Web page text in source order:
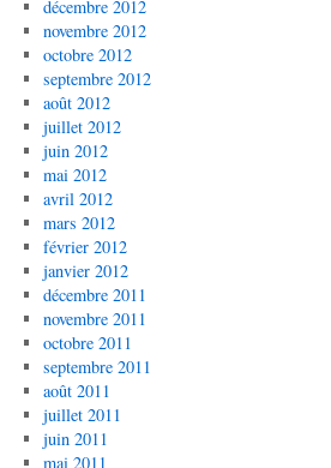
décembre 2012
novembre 2012
octobre 2012
septembre 2012
août 2012
juillet 2012
juin 2012
mai 2012
avril 2012
mars 2012
février 2012
janvier 2012
décembre 2011
novembre 2011
octobre 2011
septembre 2011
août 2011
juillet 2011
juin 2011
mai 2011